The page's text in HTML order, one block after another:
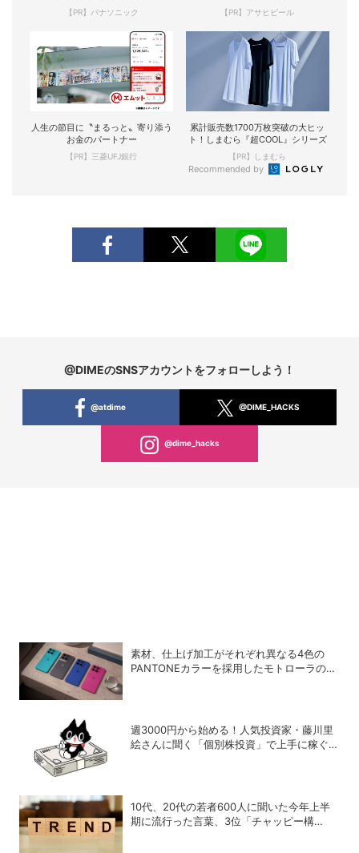
【PR】パナソニック 【PR】アサヒビール
人生の節目に〝まるっと〟寄り添う
お金のパートナー
【PR】三菱UFJ銀行
累計販売数1700万枚突破の大ヒッ
ト！しまむら『超COOL』シリーズ
【PR】しまむら
Recommended by
@DIMEのSNSアカウントをフォローしよう！
@atdime @DIME_HACKS
@dime_hacks
素材、仕上げ加工がそれぞれ異なる4色の
PANTONEカラーを採用したモトローラのエ
週3000円から始める！人気投資家・藤川里
絵さんに聞く「個別株投資」で上手に稼ぐヒ
10代、20代の若者600人に聞いた今年上半
期に流行った言葉、3位「チャッピー構